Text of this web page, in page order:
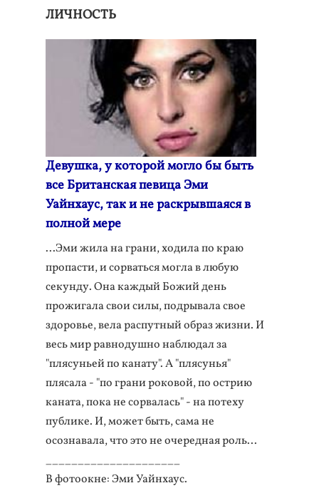
ЛИЧНОСТЬ
Девушка, у которой могло бы быть
все Британская певица Эми
Уайнхаус, так и не раскрывшаяся в
полной мере
...Эми жила на грани, ходила по краю
пропасти, и сорваться могла в любую
секунду. Она каждый Божий день
прожигала свои силы, подрывала свое
здоровье, вела распутный образ жизни. И
весь мир равнодушно наблюдал за
"плясуньей по канату". А "плясунья"
плясала - "по грани роковой, по острию
каната, пока не сорвалась" - на потеху
публике. И, может быть, сама не
осознавала, что это не очередная роль...
_____________________
В фотоокне: Эми Уайнхаус.